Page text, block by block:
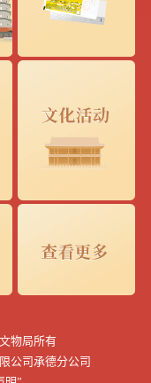
物局所有
公司承德分公司